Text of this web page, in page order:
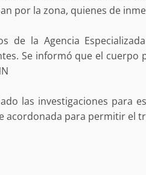
por la zona, quienes de
de la Agencia
Se informó que el cuerpo
las investigaciones para
acordonada para permitir el
otorga medalla “Juana
a cinco mujeres oaxaqueñas